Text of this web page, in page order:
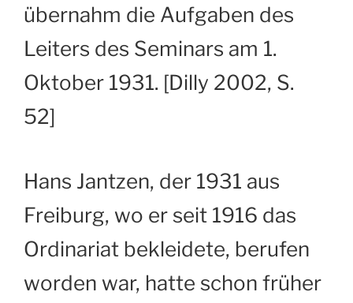
übernahm die Aufgaben des
Leiters des Seminars am 1.
Oktober 1931. [Dilly 2002, S.
52]
Hans Jantzen, der 1931 aus
Freiburg, wo er seit 1916 das
Ordinariat bekleidete, berufen
worden war, hatte schon früher